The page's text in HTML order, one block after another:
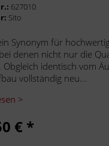
627010
Sito
Synonym für
denen nicht nur die
Obgleich identisch vom
vollständig neu...
>
€ *